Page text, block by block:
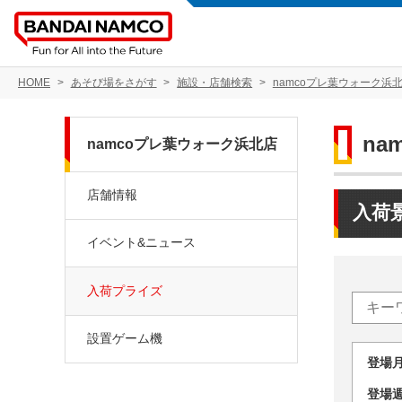
HOME あそび場をさがす 施設・店舗検索 namcoプレ葉ウォーク浜
入荷
登
登
namcoプレ葉ウォーク浜北店
店舗情報
イベント&ニュース
入荷プライズ
設置ゲーム機